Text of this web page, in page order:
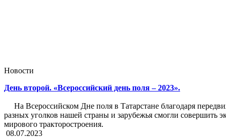
Новости
День второй. «Всероссийский день поля – 2023».
На Всероссийском Дне поля в Татарстане благодаря
разных уголков нашей страны и зарубежья смогли совершить
мирового тракторостроения.
08.07.2023